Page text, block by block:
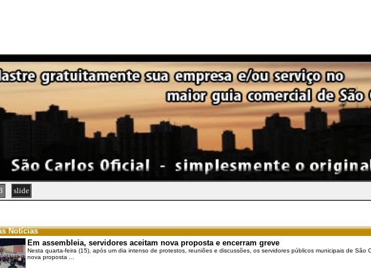
slide
Notícias
Em assembleia, servidores aceitam nova proposta e encerram greve
Nesta quarta-feira (15), após um dia intenso de protestos, reuniões e discussões, os servidores públicos municipais de São
nova proposta ...